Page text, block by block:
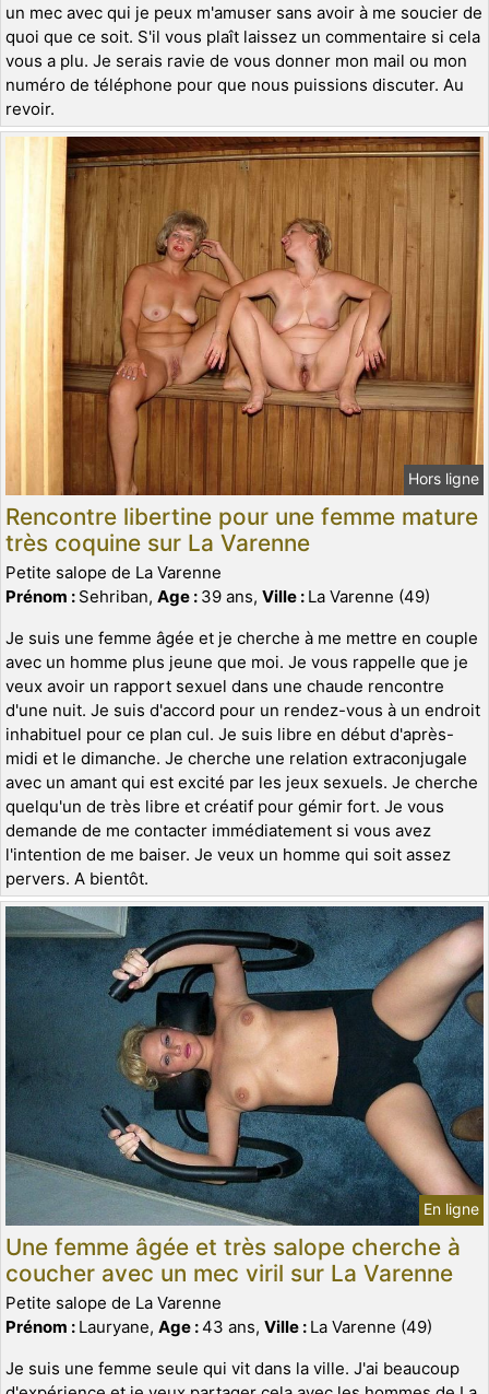
un mec avec qui je peux m'amuser sans avoir à me soucier de
quoi que ce soit. S'il vous plaît laissez un commentaire si cela
vous a plu. Je serais ravie de vous donner mon mail ou mon
numéro de téléphone pour que nous puissions discuter. Au
revoir.
Hors ligne
Rencontre libertine pour une femme mature
très coquine sur La Varenne
Petite salope de La Varenne
Prénom : Sehriban, Age : 39 ans, Ville : La Varenne (49)
Je suis une femme âgée et je cherche à me mettre en couple
avec un homme plus jeune que moi. Je vous rappelle que je
veux avoir un rapport sexuel dans une chaude rencontre
d'une nuit. Je suis d'accord pour un rendez-vous à un endroit
inhabituel pour ce plan cul. Je suis libre en début d'après-
midi et le dimanche. Je cherche une relation extraconjugale
avec un amant qui est excité par les jeux sexuels. Je cherche
quelqu'un de très libre et créatif pour gémir fort. Je vous
demande de me contacter immédiatement si vous avez
l'intention de me baiser. Je veux un homme qui soit assez
pervers. A bientôt.
En ligne
Une femme âgée et très salope cherche à
coucher avec un mec viril sur La Varenne
Petite salope de La Varenne
Prénom : Lauryane, Age :43 ans, Ville : La Varenne (49)
Je suis une femme seule qui vit dans la ville. J'ai beaucoup